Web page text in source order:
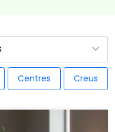
Centres Creus